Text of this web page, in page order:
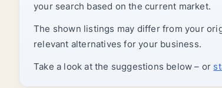
your search based on the current market.
The shown listings may differ from your
relevant alternatives for your business.
Take a look at the suggestions below – or